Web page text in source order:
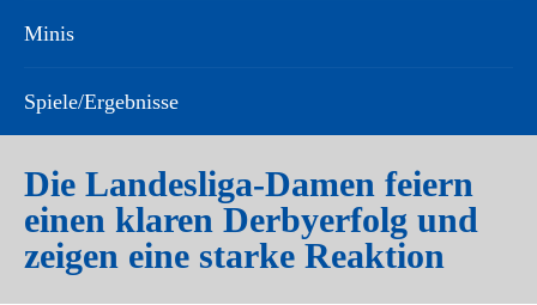
Minis
Spiele/Ergebnisse
Die Landesliga-Damen feiern
einen klaren Derbyerfolg und
zeigen eine starke Reaktion